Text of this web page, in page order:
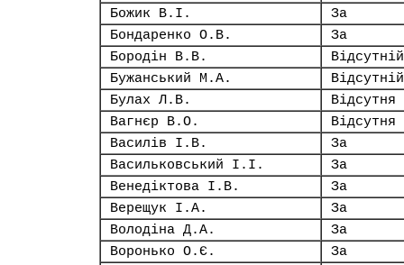
Божик В.І.
За
Бондаренко О.В.
За
Бородін В.В.
Відсутній
Бужанський М.А.
Відсутній
Булах Л.В.
Відсутня
Вагнєр В.О.
Відсутня
Василів І.В.
За
Васильковський І.І.
За
Венедіктова І.В.
За
Верещук І.А.
За
Володіна Д.А.
За
Воронько О.Є.
За